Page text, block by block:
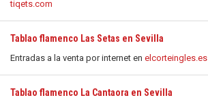
tiqets.com
Tablao flamenco Las Setas en Sevilla
Entradas a la venta por internet en elcorteingles.es
Tablao flamenco La Cantaora en Sevilla